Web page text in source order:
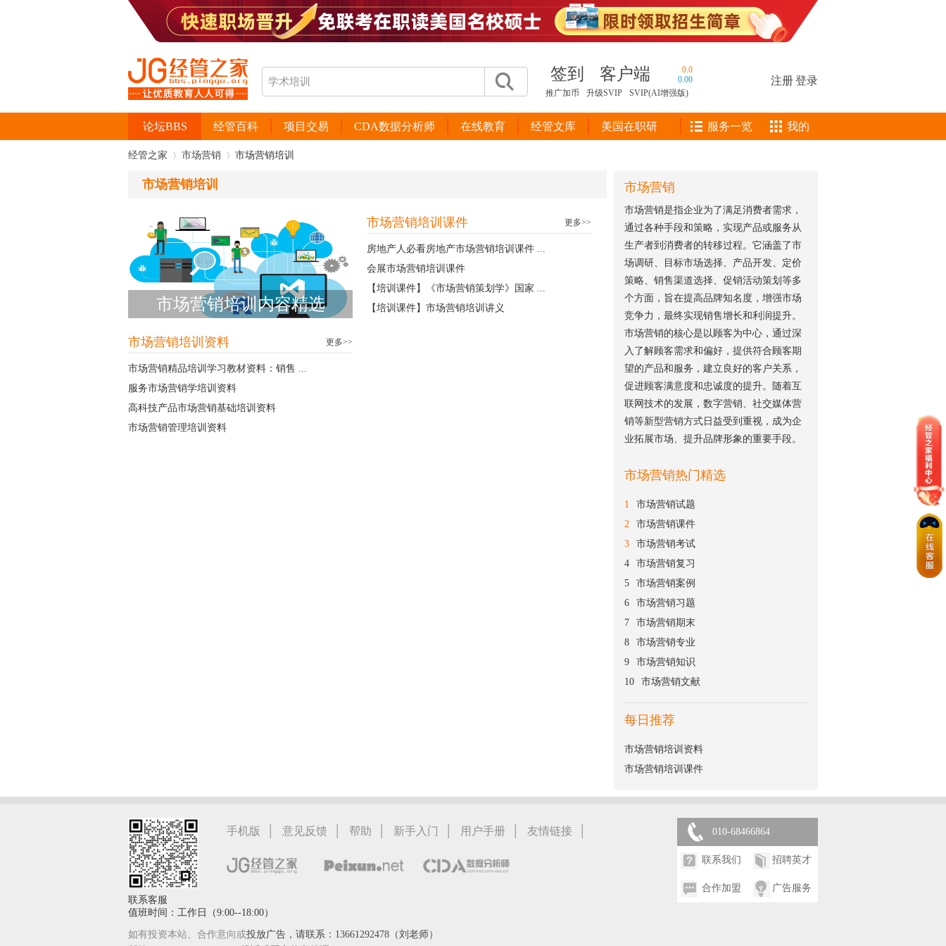
签到 客户端
0.0
0.00
推广加币
升级SVIP SVIP(AI增强版)
注册登录
经管百科 项目交易 CDA数据分析师 在线教育 经管文库 美国在职研
论坛BBS 服务一览 我的
经管之家 市场营销 市场营销培训
市场营销培训
市场营销培训内容精选
市场营销培训课件 更多>>
房地产人必看房地产市场营销培训课件 ...
会展市场营销培训课件
【培训课件】《市场营销策划学》国家 ...
【培训课件】市场营销培训讲义
市场营销培训资料 更多>>
市场营销精品培训学习教材资料：销售 ...
服务市场营销学培训资料
高科技产品市场营销基础培训资料
市场营销管理培训资料
市场营销
市场营销是指企业为了满足消费者需求，
通过各种手段和策略，实现产品或服务从
生产者到消费者的转移过程。它涵盖了市
场调研、目标市场选择、产品开发、定价
策略、销售渠道选择、促销活动策划等多
个方面，旨在提高品牌知名度，增强市场
竞争力，最终实现销售增长和利润提升。
市场营销的核心是以顾客为中心，通过深
入了解顾客需求和偏好，提供符合顾客期
望的产品和服务，建立良好的客户关系，
促进顾客满意度和忠诚度的提升。随着互
联网技术的发展，数字营销、社交媒体营
销等新型营销方式日益受到重视，成为企
业拓展市场、提升品牌形象的重要手段。
市场营销热门精选
1
市场营销试题
2
市场营销课件
3
市场营销考试
4
市场营销复习
5
市场营销案例
6
市场营销习题
7
市场营销期末
8
市场营销专业
9
市场营销知识
10
市场营销文献
每日推荐
市场营销培训资料
市场营销培训课件
手机版 | 意见反馈 | 帮助 | 新手入门 | 用户手册 | 友情链接 |
联系客服
值班时间：工作日（9:00--18:00）
如有投资本站、合作意向或投放广告，请联系：13661292478（刘老师）
010-68466864
联系我们 招聘英才
合作加盟 广告服务